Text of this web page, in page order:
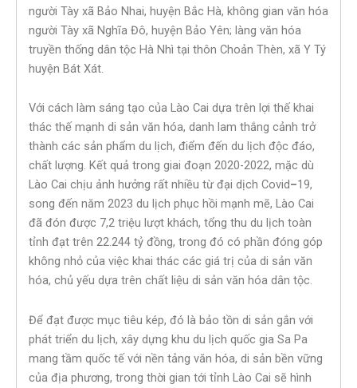
người Tày xã Bảo Nhai, huyện Bắc Hà, không gian văn hóa
người Tày xã Nghĩa Đô, huyện Bảo Yên; làng văn hóa
truyền thống dân tộc Hà Nhì tại thôn Choản Thèn, xã Y Tý
huyện Bát Xát.
Với cách làm sáng tạo của Lào Cai dựa trên lợi thế khai
thác thế mạnh di sản văn hóa, danh lam thắng cảnh trở
thành các sản phẩm du lịch, điểm đến du lịch độc đáo,
chất lượng. Kết quả trong giai đoạn 2020-2022, mặc dù
Lào Cai chịu ảnh hưởng rất nhiều từ đại dịch Covid–19,
song đến năm 2023 du lịch phục hồi mạnh mẽ, Lào Cai
đã đón được 7,2 triệu lượt khách, tổng thu du lịch toàn
tỉnh đạt trên 22.244 tỷ đồng, trong đó có phần đóng góp
không nhỏ của việc khai thác các giá trị của di sản văn
hóa, chủ yếu dựa trên chất liệu di sản văn hóa dân tộc.
Để đạt được mục tiêu kép, đó là bảo tồn di sản gắn với
phát triển du lịch, xây dựng khu du lịch quốc gia Sa Pa
mang tầm quốc tế với nền tảng văn hóa, di sản bền vững
của địa phương, trong thời gian tới tỉnh Lào Cai sẽ hình